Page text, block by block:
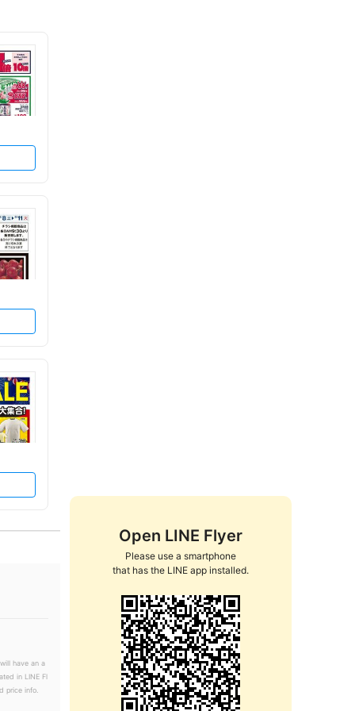
Open LINE Flyer
Please use a smartphone
that has the LINE app installed.
have an a
in LINE Fl
price info.